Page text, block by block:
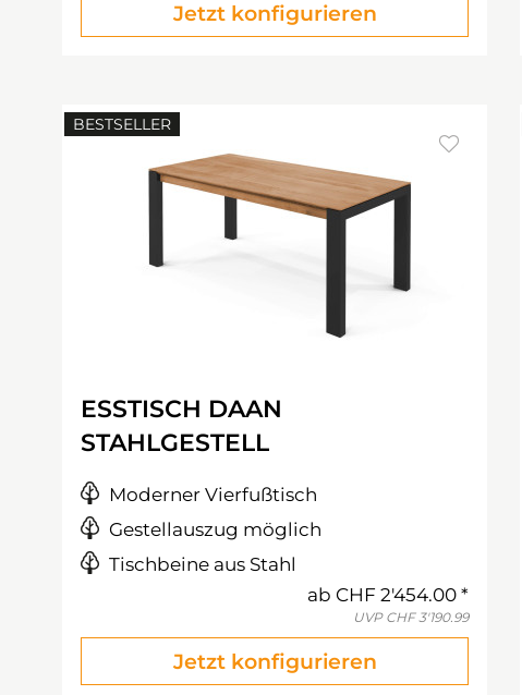
Jetzt konfigurieren
BESTSELLER
ESSTISCH DAAN
STAHLGESTELL
Moderner Vierfußtisch
Gestellauszug möglich
Tischbeine aus Stahl
ab CHF 2'454.00
UVP CHF 3'190.99
Jetzt konfigurieren